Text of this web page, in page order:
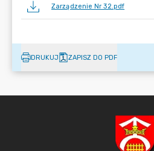
Zarządzenie Nr 32.pdf
DRUKUJ ZAPISZ DO PDF